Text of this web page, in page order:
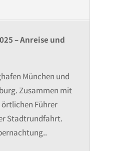
– Anreise und
München und
Zusammen mit
Führer
Stadtrundfahrt.